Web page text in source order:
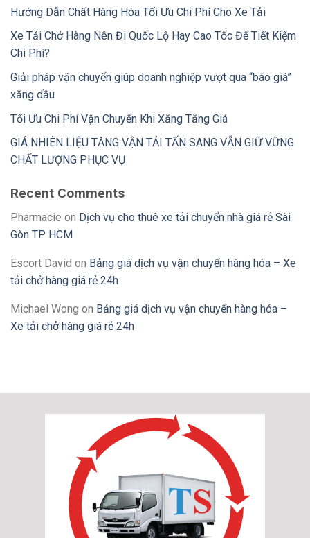
Hướng Dẫn Chất Hàng Hóa Tối Ưu Chi Phí Cho Xe Tải
Xe Tải Chở Hàng Nên Đi Quốc Lộ Hay Cao Tốc Để Tiết Kiệm
Chi Phí?
Giải pháp vận chuyển giúp doanh nghiệp vượt qua “bão giá”
xăng dầu
Tối Ưu Chi Phí Vận Chuyển Khi Xăng Tăng Giá
GIÁ NHIÊN LIỆU TĂNG VẬN TẢI TẤN SANG VẪN GIỮ VỮNG
CHẤT LƯỢNG PHỤC VỤ
Recent Comments
Pharmacie on Dịch vụ cho thuê xe tải chuyển nhà giá rẻ Sài
Gòn TP HCM
Escort David on Bảng giá dịch vụ vận chuyển hàng hóa – Xe
tải chở hàng giá rẻ 24h
Michael Wong on Bảng giá dịch vụ vận chuyển hàng hóa –
Xe tải chở hàng giá rẻ 24h